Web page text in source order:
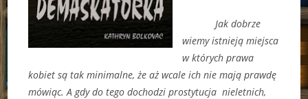
Jak dobrze
wiemy istnieją miejsca
w których prawa
kobiet są tak minimalne, że aż wcale ich nie mają prawdę
mówiąc. A gdy do tego dochodzi prostytucja nieletnich,